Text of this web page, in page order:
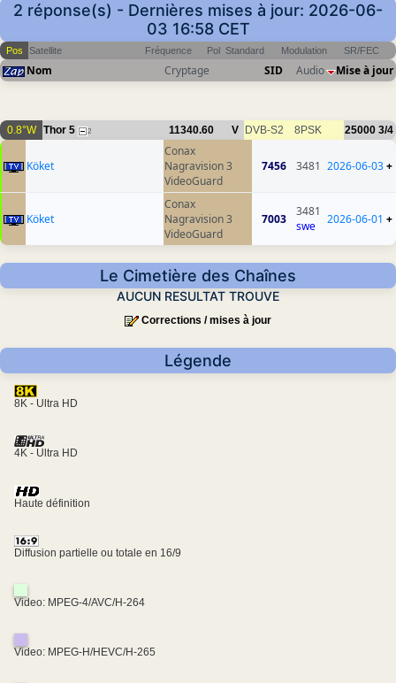
2 réponse(s) - Dernières mises à jour: 2026-06-
03 16:58 CET
Pos Satellite Fréquence Pol Standard Modulation SR/FEC
Nom Cryptage SID Audio Mise à jour
0.8°W Thor 5 2 11340.60 V DVB-S2 8PSK 25000 3/4
Köket
Conax
Nagravision 3
VideoGuard
7456 3481 2026-06-03+
Köket
Conax
Nagravision 3
VideoGuard
7003
3481
swe
2026-06-01 +
Le Cimetière des Chaînes
AUCUN RESULTAT TROUVE
Corrections / mises à jour
Légende
8K - Ultra HD
4K - Ultra HD
Haute définition
Diffusion partielle ou totale en 16/9
Video: MPEG-4/AVC/H-264
Video: MPEG-H/HEVC/H-265